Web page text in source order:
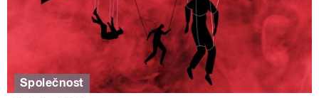
Společnost